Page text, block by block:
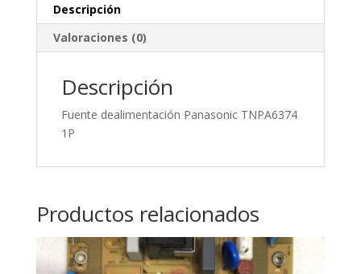
Descripción
Valoraciones (0)
Descripción
Fuente dealimentación Panasonic TNPA6374
1P
Productos relacionados